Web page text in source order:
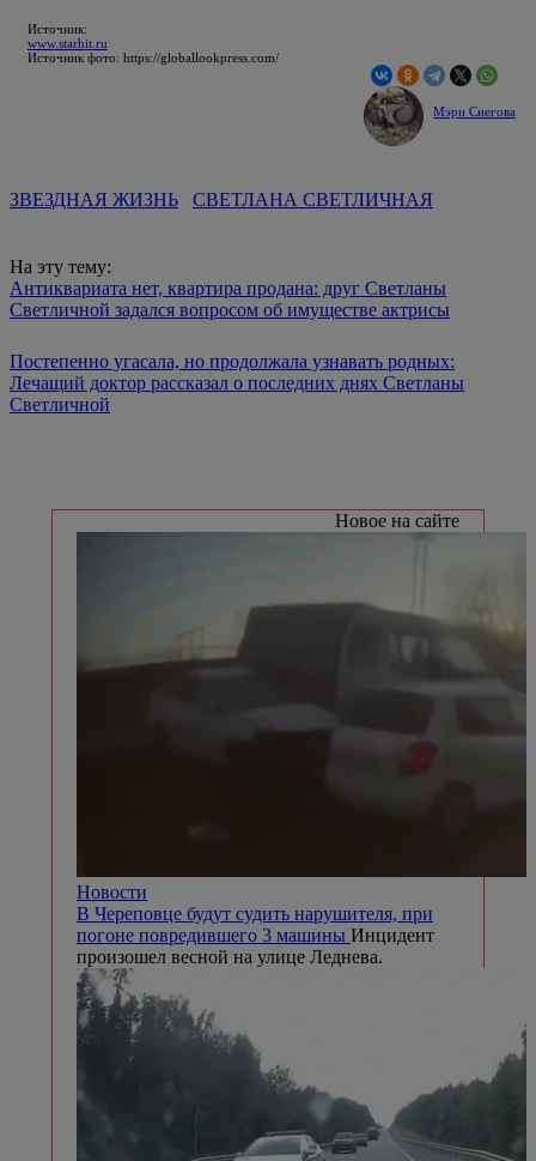
Источник:
www.starhit.ru
Источник фото: https://globallookpress.com/
Мэри Снегова
ЗВЕЗДНАЯ ЖИЗНЬ СВЕТЛАНА СВЕТЛИЧНАЯ
На эту тему:
Антиквариата нет, квартира продана: друг Светланы
Светличной задался вопросом об имуществе актрисы
Постепенно угасала, но продолжала узнавать родных:
Лечащий доктор рассказал о последних днях Светланы
Светличной
Новое на сайте
Новости
В Череповце будут судить нарушителя, при
погоне повредившего 3 машины Инцидент
произошел весной на улице Леднева.